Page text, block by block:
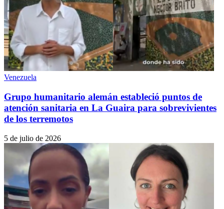
Venezuela
Grupo humanitario alemán estableció puntos de
atención sanitaria en La Guaira para sobrevivientes
de los terremotos
5 de julio de 2026